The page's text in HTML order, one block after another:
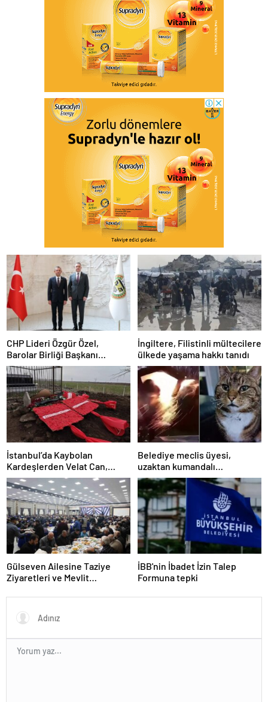
CHP Lideri Özgür Özel,
Barolar Birliği Başkanı
Sağkan’a ziyarette bulundu
İngiltere, Filistinli mültecilere
ülkede yaşama hakkı tanıdı
İstanbul’da Kaybolan
Kardeşlerden Velat Can,
Diyarbakır’da Toprağa Verildi
Belediye meclis üyesi,
uzaktan kumandalı
patlayıcıyla kediyi havaya
uçurmaya çalıştı
Gülseven Ailesine Taziye
Ziyaretleri ve Mevlit
İBB'nin İbadet İzin Talep
Formuna tepki